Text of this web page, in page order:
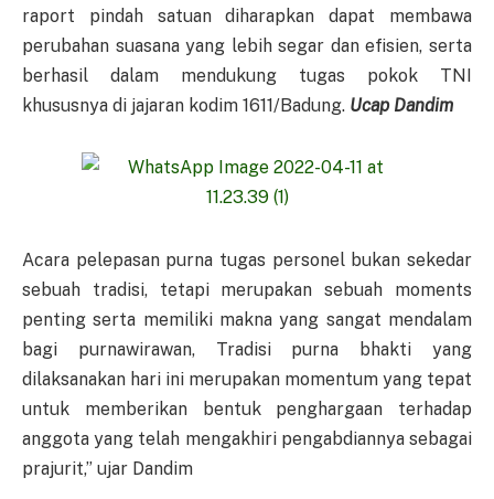
raport pindah satuan diharapkan dapat membawa
perubahan suasana yang lebih segar dan efisien, serta
berhasil dalam mendukung tugas pokok TNI
khususnya di jajaran kodim 1611/Badung. Ucap Dandim
Acara pelepasan purna tugas personel bukan sekedar
sebuah tradisi, tetapi merupakan sebuah moments
penting serta memiliki makna yang sangat mendalam
bagi purnawirawan, Tradisi purna bhakti yang
dilaksanakan hari ini merupakan momentum yang tepat
untuk memberikan bentuk penghargaan terhadap
anggota yang telah mengakhiri pengabdiannya sebagai
prajurit,” ujar Dandim